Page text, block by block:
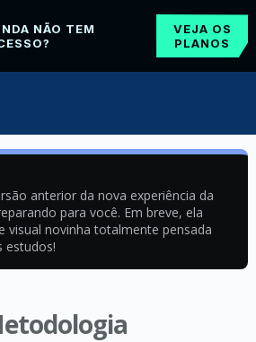
NÃO TEM
VEJA OS
PLANOS
anterior da nova experiência da
para você. Em breve, ela
visual novinha totalmente pensada
estudos!